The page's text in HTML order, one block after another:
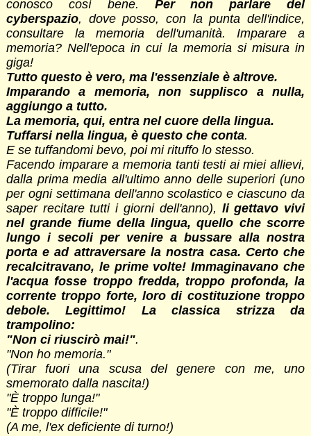
conosco così bene. Per non parlare del
cyberspazio, dove posso, con la punta dell'indice,
consultare la memoria dell'umanità. Imparare a
memoria? Nell'epoca in cui la memoria si misura in
giga!
Tutto questo è vero, ma l'essenziale è altrove.
Imparando a memoria, non supplisco a nulla,
aggiungo a tutto.
La memoria, qui, entra nel cuore della lingua.
Tuffarsi nella lingua, è questo che conta.
E se tuffandomi bevo, poi mi rituffo lo stesso.
Facendo imparare a memoria tanti testi ai miei allievi,
dalla prima media all'ultimo anno delle superiori (uno
per ogni settimana dell'anno scolastico e ciascuno da
saper recitare tutti i giorni dell'anno), li gettavo vivi
nel grande fiume della lingua, quello che scorre
lungo i secoli per venire a bussare alla nostra
porta e ad attraversare la nostra casa. Certo che
recalcitravano, le prime volte! Immaginavano che
l'acqua fosse troppo fredda, troppo profonda, la
corrente troppo forte, loro di costituzione troppo
debole. Legittimo! La classica strizza da
trampolino:
"Non ci riuscirò mai!".
"Non ho memoria."
(Tirar fuori una scusa del genere con me, uno
smemorato dalla nascita!)
"È troppo lunga!"
"È troppo difficile!"
(A me, l'ex deficiente di turno!)